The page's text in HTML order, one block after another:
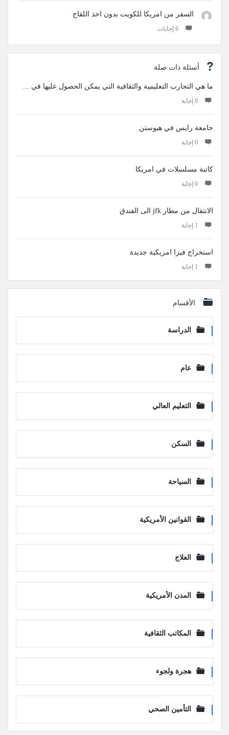
السفر من امريكا للكويت بدون اخذ اللقاح
‫6 إجابات
أسئلة ذات صلة
ما هي التجارب التعليمية والثقافية التي يمكن الحصول عليها في ...
‫0 إجابة
جامعة رايس في هيوستن
‫0 إجابة
كاتبة مسلسلات في امريكا
‫0 إجابة
الانتقال من مطار jfk الى الفندق
‫1 إجابة
استخراج فيزا امريكية جديدة
‫1 إجابة
الأقسام
الدراسة
عام
التعليم العالي
السكن
السياحة
القوانين الأمريكية
العلاج
المدن الأمريكية
المكاتب الثقافية
هجرة ولجوء
التأمين الصحي